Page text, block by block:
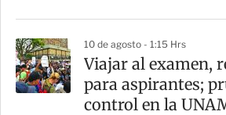
10 de agosto - 1:15 Hrs
Viajar al examen,
para aspirantes;
control en la